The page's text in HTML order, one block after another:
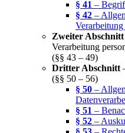
§ 41 –
§ 42 –
Verarbeitung
Zweiter Abschnitt
Verarbeitung
(§§ 43 – 49)
Dritter Abschnitt
(§§ 50 – 56)
§ 50 –
§ 51 –
§ 52 –